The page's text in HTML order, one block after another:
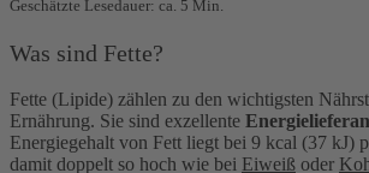
Geschätzte Lesedauer: ca. 5 Min.
Was sind Fette?
Fette (Lipide) zählen zu den wichtigsten
Ernährung. Sie sind exzellente
Energiegehalt von Fett liegt bei 9 kcal (37 kJ)
damit doppelt so hoch wie bei Eiweiß oder